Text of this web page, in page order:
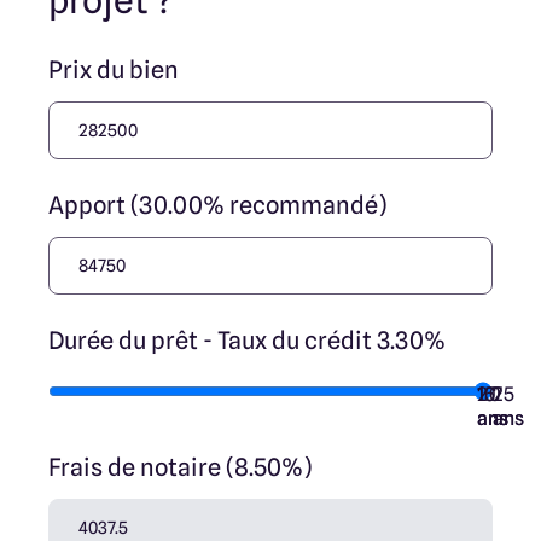
Prix du bien
Apport (30.00% recommandé)
Durée du prêt - Taux du crédit 3.30%
7
ans
10
ans
15
ans
20
ans
25
ans
Frais de notaire (8.50%)